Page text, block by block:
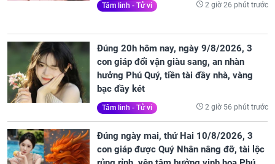
Tâm linh - Tử vi 2 giờ 26 phút trước
Đúng 20h hôm nay, ngày 9/8/2026, 3
con giáp đổi vận giàu sang, an nhàn
hưởng Phú Quý, tiền tài đầy nhà, vàng
bạc đầy két
Tâm linh - Tử vi 2 giờ 56 phút trước
Đúng ngày mai, thứ Hai 10/8/2026, 3
con giáp được Quý Nhân nâng đỡ, tài lộc